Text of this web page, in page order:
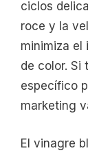
ciclos
roce y la
minimiza el
de color. Si
específico
marketing
El vinagre